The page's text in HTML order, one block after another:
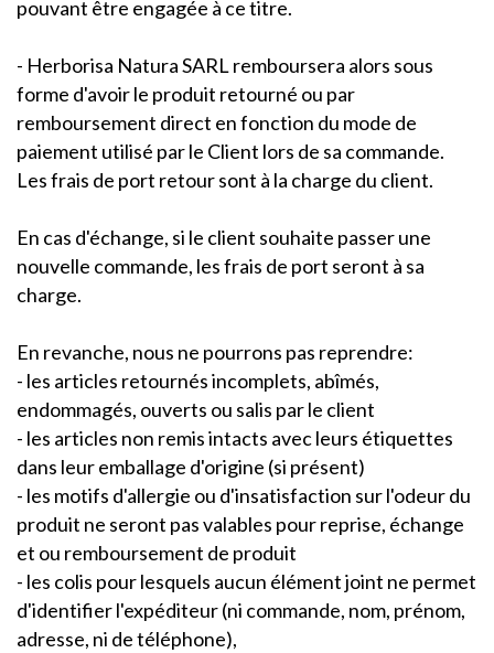
pouvant être engagée à ce titre.
- Herborisa Natura SARL remboursera alors sous
forme d'avoir le produit retourné ou par
remboursement direct en fonction du mode de
paiement utilisé par le Client lors de sa commande.
Les frais de port retour sont à la charge du client.
En cas d'échange, si le client souhaite passer une
nouvelle commande, les frais de port seront à sa
charge.
En revanche, nous ne pourrons pas reprendre:
- les articles retournés incomplets, abîmés,
endommagés, ouverts ou salis par le client
- les articles non remis intacts avec leurs étiquettes
dans leur emballage d'origine (si présent)
- les motifs d'allergie ou d'insatisfaction sur l'odeur du
produit ne seront pas valables pour reprise, échange
et ou remboursement de produit
- les colis pour lesquels aucun élément joint ne permet
d'identifier l'expéditeur (ni commande, nom, prénom,
adresse, ni de téléphone),